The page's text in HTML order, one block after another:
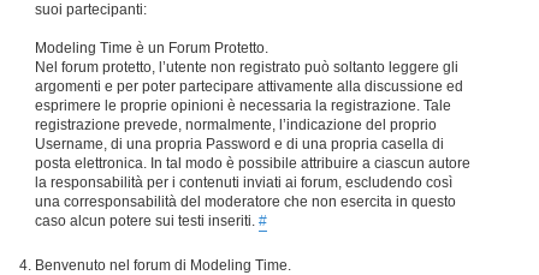
suoi partecipanti:
Modeling Time è un Forum Protetto.
Nel forum protetto, l’utente non registrato può soltanto leggere gli
argomenti e per poter partecipare attivamente alla discussione ed
esprimere le proprie opinioni è necessaria la registrazione. Tale
registrazione prevede, normalmente, l’indicazione del proprio
Username, di una propria Password e di una propria casella di
posta elettronica. In tal modo è possibile attribuire a ciascun autore
la responsabilità per i contenuti inviati ai forum, escludendo così
una corresponsabilità del moderatore che non esercita in questo
caso alcun potere sui testi inseriti. #
Benvenuto nel forum di Modeling Time.